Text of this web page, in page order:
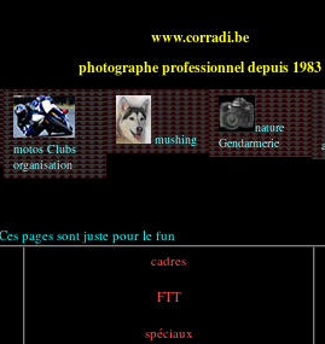
www.corradi.be
photographe professionnel depuis 1983
motos Clubs
organisation
mushing
nature
Gendarmerie
pages sont juste pour le fun
cadres
FTT
spéciaux